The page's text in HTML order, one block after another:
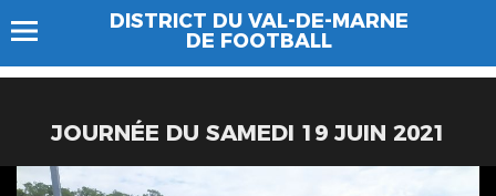
DISTRICT DU VAL-DE-MARNE
DE FOOTBALL
JOURNÉE DU SAMEDI 19 JUIN 2021